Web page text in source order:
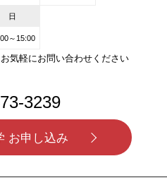
日
～15:00
気軽にお問い合わせください
3239
お申し込み